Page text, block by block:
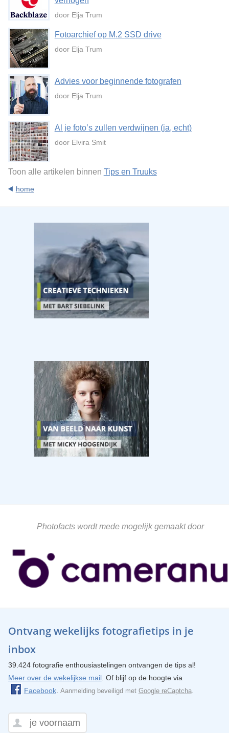
door Elja Trum
Fotoarchief op M.2 SSD drive
door Elja Trum
Advies voor beginnende fotografen
door Elja Trum
Al je foto’s zullen verdwijnen (ja, echt)
door Elvira Smit
Toon alle artikelen binnen Tips en Truuks
home
Photofacts wordt mede mogelijk gemaakt door
Ontvang wekelijks fotografietips in je
inbox
39.424 fotografie enthousiastelingen ontvangen de tips al!
Meer over de wekelijkse mail. Of blijf op de hoogte via
Facebook. Aanmelding beveiligd met Google reCaptcha.